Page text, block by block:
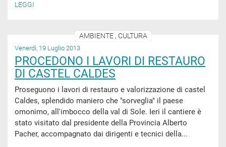
LEGGI
AMBIENTE , CULTURA
Venerdì, 19 Luglio 2013
PROCEDONO I LAVORI DI RESTAURO
DI CASTEL CALDES
Proseguono i lavori di restauro e valorizzazione di castel
Caldes, splendido maniero che "sorveglia" il paese
omonimo, all'imbocco della val di Sole. Ieri il cantiere è
stato visitato dal presidente della Provincia Alberto
Pacher, accompagnato dai dirigenti e tecnici della...